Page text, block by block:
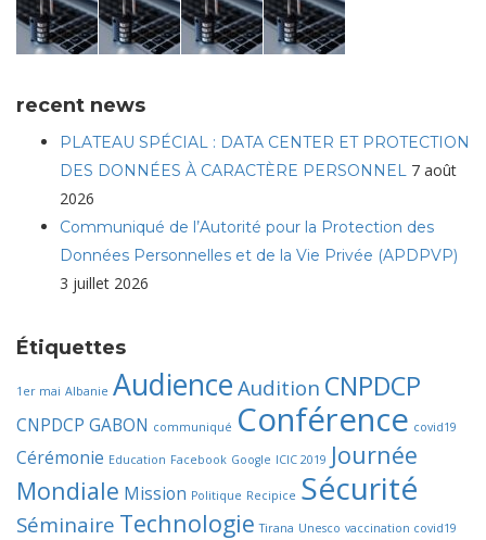
recent news
PLATEAU SPÉCIAL : DATA CENTER ET PROTECTION
DES DONNÉES À CARACTÈRE PERSONNEL 7 août
2026
Communiqué de l’Autorité pour la Protection des
Données Personnelles et de la Vie Privée (APDPVP)
3 juillet 2026
Étiquettes
1er mai Albanie Audience Audition CNPDCP
CNPDCP GABON communiqué Conférence covid19
Cérémonie Education Facebook Google ICIC 2019 Journée
Mondiale Mission Politique Recipice Sécurité
Séminaire Technologie Tirana Unesco vaccination covid19